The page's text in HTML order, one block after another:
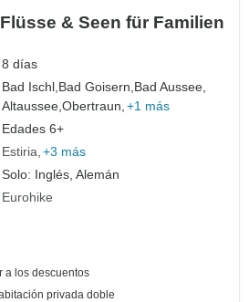
& Seen für Familien
8 días
Bad Ischl, Bad Goisern, Bad Aussee,
Altaussee,Obertraun, +1 más
Edades 6+
Estiria +3 más
Solo: Inglés, Alemán
Eurohike
a los descuentos
privada doble